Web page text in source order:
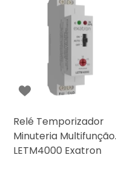
Relé Temporizador
Minuteria Multifunção
LETM4000 Exatron